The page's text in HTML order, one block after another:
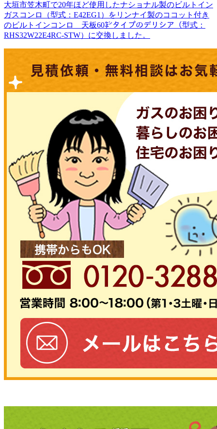
大垣市笠木町で20年ほど使用したナショナル製のビルトイン
ガスコンロ（型式：E42EG1）をリンナイ製のココット付き
のビルトインコンロ 天板60㌢タイプのデリシア（型式：
RHS32W22E4RC-STW）に交換しました。